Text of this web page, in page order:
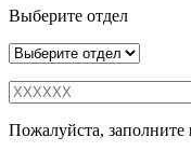
Выберите отдел
Пожалуйста, заполните